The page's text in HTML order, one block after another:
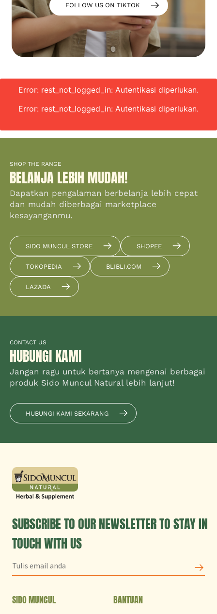
FOLLOW US ON TIKTOK
Error: rest_not_logged_in: Autentikasi diperlukan.
Error: rest_not_logged_in: Autentikasi diperlukan.
SHOP THE RANGE
BELANJA LEBIH MUDAH!
Dapatkan pengalaman berbelanja lebih cepat
dan mudah diberbagai marketplace
kesayanganmu.
SIDO MUNCUL STORE SHOPEE
TOKOPEDIA BLIBLI.COM
LAZADA
CONTACT US
HUBUNGI KAMI
Jangan ragu untuk bertanya mengenai berbagai
produk Sido Muncul Natural lebih lanjut!
HUBUNGI KAMI SEKARANG
SUBSCRIBE TO OUR NEWSLETTER TO STAY IN
TOUCH WITH US
SIDO MUNCUL BANTUAN